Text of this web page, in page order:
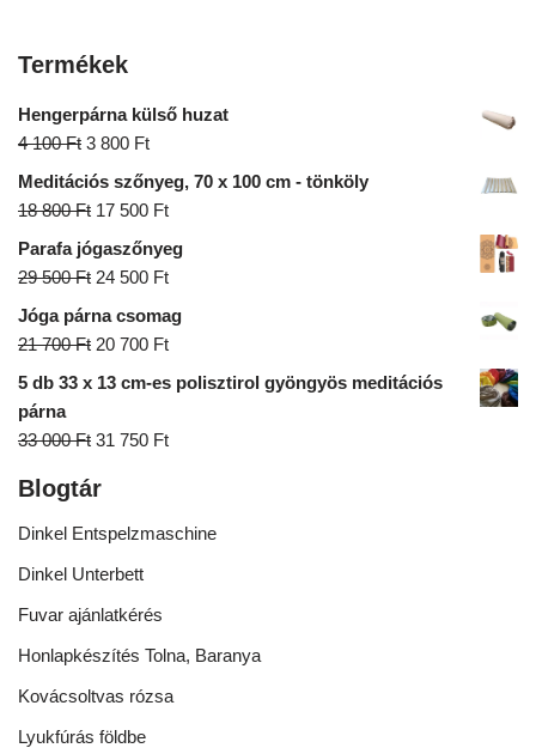
Termékek
Hengerpárna külső huzat
4 100Ft 3 800 Ft
Meditációs szőnyeg, 70 x 100 cm - tönköly
18 800Ft 17 500 Ft
Parafa jógaszőnyeg
29 500Ft 24 500 Ft
Jóga párna csomag
21 700Ft 20 700 Ft
5 db 33 x 13 cm-es polisztirol gyöngyös meditációs
párna
33 000Ft 31 750 Ft
Blogtár
Dinkel Entspelzmaschine
Dinkel Unterbett
Fuvar ajánlatkérés
Honlapkészítés Tolna, Baranya
Kovácsoltvas rózsa
Lyukfúrás földbe